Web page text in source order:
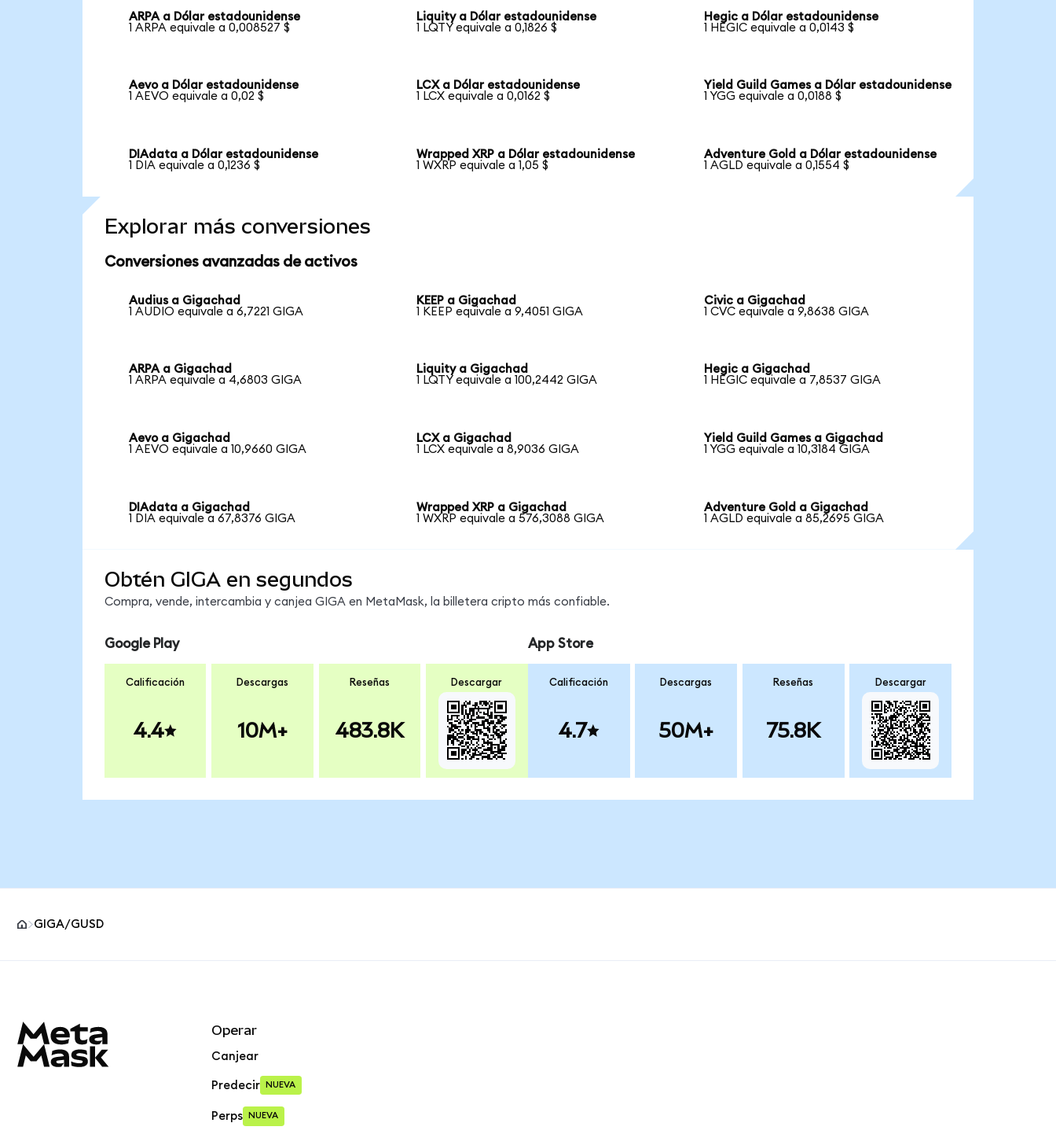
ARPA a Dólar estadounidense
1 ARPA equivale a 0,008527 $
Liquity a Dólar estadounidense
1 LQTY equivale a 0,1826 $
Hegic a Dólar estadounidense
1 HEGIC equivale a 0,0143 $
Aevo a Dólar estadounidense
1 AEVO equivale a 0,02 $
LCX a Dólar estadounidense
1 LCX equivale a 0,0162 $
Yield Guild Games a Dólar estadounidense
1 YGG equivale a 0,0188 $
DIAdata a Dólar estadounidense
1 DIA equivale a 0,1236 $
Wrapped XRP a Dólar estadounidense
1 WXRP equivale a 1,05 $
Adventure Gold a Dólar estadounidense
1 AGLD equivale a 0,1554 $
Explorar más conversiones
Conversiones avanzadas de activos
Audius a Gigachad
1 AUDIO equivale a 6,7221 GIGA
KEEP a Gigachad
1 KEEP equivale a 9,4051 GIGA
Civic a Gigachad
1 CVC equivale a 9,8638 GIGA
ARPA a Gigachad
1 ARPA equivale a 4,6803 GIGA
Liquity a Gigachad
1 LQTY equivale a 100,2442 GIGA
Hegic a Gigachad
1 HEGIC equivale a 7,8537 GIGA
Aevo a Gigachad
1 AEVO equivale a 10,9660 GIGA
LCX a Gigachad
1 LCX equivale a 8,9036 GIGA
Yield Guild Games a Gigachad
1 YGG equivale a 10,3184 GIGA
DIAdata a Gigachad
1 DIA equivale a 67,8376 GIGA
Wrapped XRP a Gigachad
1 WXRP equivale a 576,3088 GIGA
Adventure Gold a Gigachad
1 AGLD equivale a 85,2695 GIGA
Obtén GIGA en segundos
Compra, vende, intercambia y canjea GIGA en MetaMask, la billetera cripto más confiable.
Google Play
Calificación
4.4
Descargas
10M+
Reseñas
483.8K
Descargar
App Store
Calificación
4.7
Descargas
50M+
Reseñas
75.8K
Descargar
GIGA/GUSD
Operar
Canjear
Predecir NUEVA
Perps NUEVA